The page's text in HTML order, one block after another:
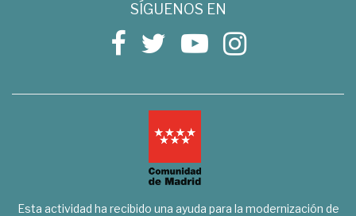
SÍGUENOS EN
Esta actividad ha recibido una ayuda para la modernización de